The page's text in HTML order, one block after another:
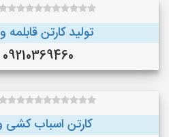
تولید کارتن
09210369460 (ارومیه)
کارتن اسباب کشی